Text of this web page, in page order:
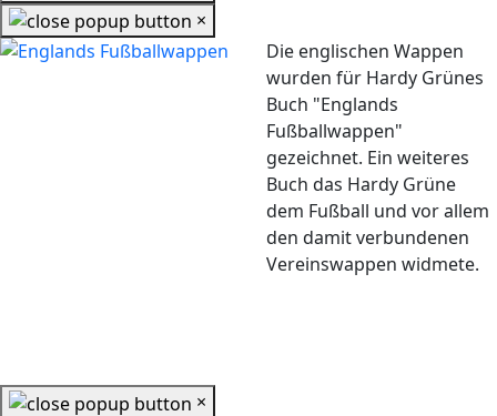
×
Die englischen Wappen
wurden für Hardy Grünes
Buch "Englands
Fußballwappen"
gezeichnet. Ein weiteres
Buch das Hardy Grüne
dem Fußball und vor allem
den damit verbundenen
Vereinswappen widmete.
×